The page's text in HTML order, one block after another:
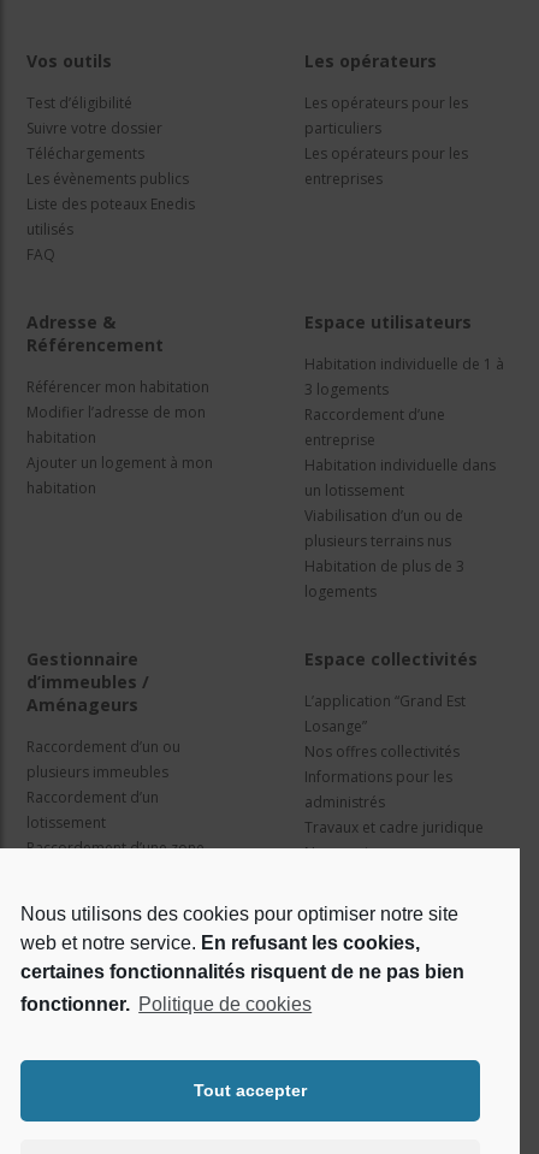
Nous utilisons des cookies pour optimiser notre site
web et notre service. En refusant les cookies,
certaines fonctionnalités risquent de ne pas bien
fonctionner. Politique de cookies
Tout accepter
Vos outils
Test d’éligibilité
Suivre votre dossier
Téléchargements
Les évènements publics
Liste des poteaux Enedis
utilisés
FAQ
Les opérateurs
Les opérateurs pour les
particuliers
Les opérateurs pour les
entreprises
Adresse &
Référencement
Référencer mon habitation
Modifier l’adresse de mon
habitation
Ajouter un logement à mon
habitation
Espace utilisateurs
Habitation individuelle de 1 à
3 logements
Raccordement d’une
entreprise
Habitation individuelle dans
un lotissement
Viabilisation d’un ou de
plusieurs terrains nus
Habitation de plus de 3
logements
Gestionnaire
d’immeubles /
Aménageurs
Raccordement d’un ou
plusieurs immeubles
Raccordement d’un
lotissement
Raccordement d’une zone
Espace collectivités
L’application “Grand Est
Losange”
Nos offres collectivités
Informations pour les
administrés
Travaux et cadre juridique
Nos services
Qui sommes nous ?
Le projet Losange
Réseaux sociaux